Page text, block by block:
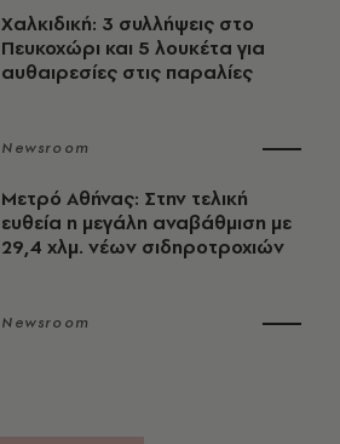
Χαλκιδική: 3 συλλήψεις στο
Πευκοχώρι και 5 λουκέτα για
αυθαιρεσίες στις παραλίες
Newsroom
Μετρό Αθήνας: Στην τελική
ευθεία η μεγάλη αναβάθμιση με
29,4 χλμ. νέων σιδηροτροχιών
Newsroom